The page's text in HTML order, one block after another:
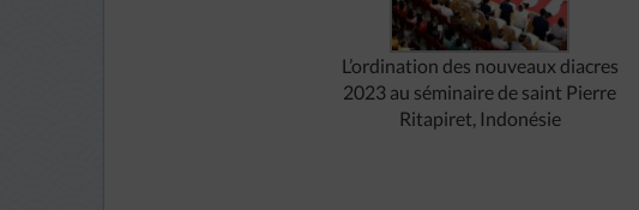
L’ordination des nouveaux diacres
2023 au séminaire de saint Pierre
Ritapiret, Indonésie